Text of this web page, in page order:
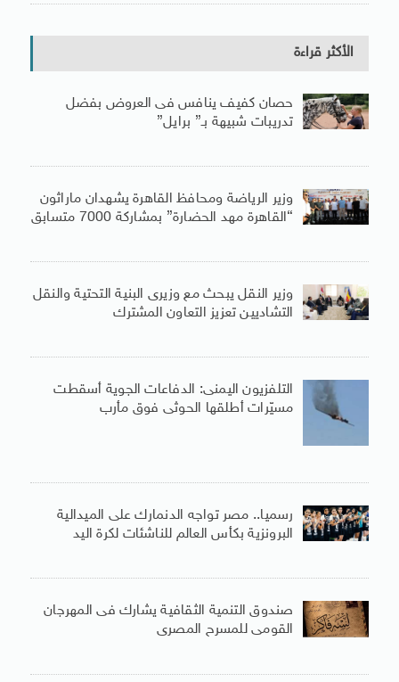
الأكثر قراءة
حصان كفيف ينافس فى العروض بفضل
تدريبات شبيهة بـ” برايل”
وزير الرياضة ومحافظ القاهرة يشهدان ماراثون
“القاهرة مهد الحضارة” بمشاركة 7000 متسابق
وزير النقل يبحث مع وزيرى البنية التحتية والنقل
التشاديين تعزيز التعاون المشترك
التلفزيون اليمنى: الدفاعات الجوية أسقطت
مسيّرات أطلقها الحوثى فوق مأرب
رسميا.. مصر تواجه الدنمارك على الميدالية
البرونزية بكأس العالم للناشئات لكرة اليد
صندوق التنمية الثقافية يشارك فى المهرجان
القومى للمسرح المصرى